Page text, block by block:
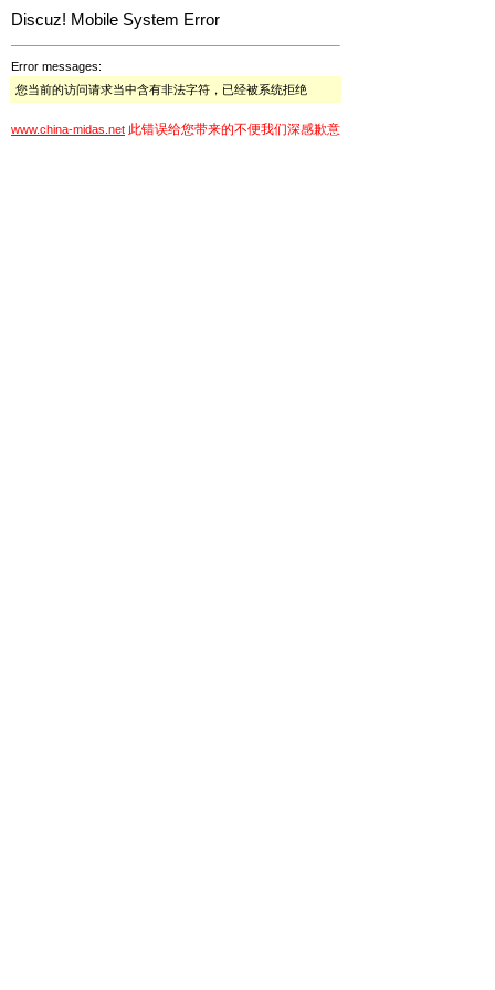
Discuz! Mobile System Error
Error messages:
您当前的访问请求当中含有非法字符，已经被系统拒绝
www.china-midas.net 此错误给您带来的不便我们深感歉意